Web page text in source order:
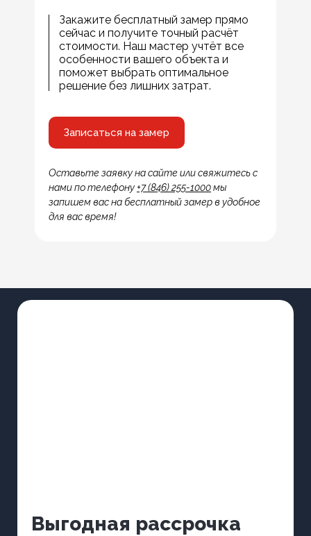
Закажите бесплатный замер прямо
сейчас и получите точный расчёт
стоимости. Наш мастер учтёт все
особенности вашего объекта и
поможет выбрать оптимальное
решение без лишних затрат.
Записаться на замер
Оставьте заявку на сайте или свяжитесь с
нами по телефону+7 (846) 255-1000мы
запишем вас на бесплатный замер в удобное
для вас время!
Выгодная рассрочка